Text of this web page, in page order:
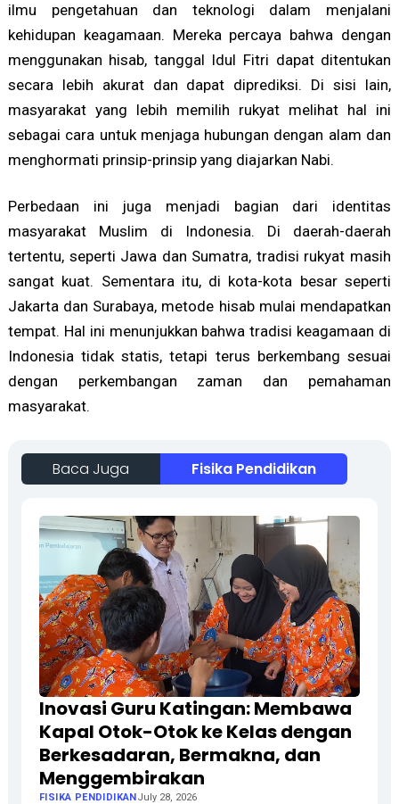
ilmu pengetahuan dan teknologi dalam menjalani
kehidupan keagamaan. Mereka percaya bahwa dengan
menggunakan hisab, tanggal Idul Fitri dapat ditentukan
secara lebih akurat dan dapat diprediksi. Di sisi lain,
masyarakat yang lebih memilih rukyat melihat hal ini
sebagai cara untuk menjaga hubungan dengan alam dan
menghormati prinsip-prinsip yang diajarkan Nabi.
Perbedaan ini juga menjadi bagian dari identitas
masyarakat Muslim di Indonesia. Di daerah-daerah
tertentu, seperti Jawa dan Sumatra, tradisi rukyat masih
sangat kuat. Sementara itu, di kota-kota besar seperti
Jakarta dan Surabaya, metode hisab mulai mendapatkan
tempat. Hal ini menunjukkan bahwa tradisi keagamaan di
Indonesia tidak statis, tetapi terus berkembang sesuai
dengan perkembangan zaman dan pemahaman
masyarakat.
Baca Juga Fisika Pendidikan
Inovasi Guru Katingan: Membawa
Kapal Otok-Otok ke Kelas dengan
Berkesadaran, Bermakna, dan
Menggembirakan
FISIKA PENDIDIKANJuly 28, 2026